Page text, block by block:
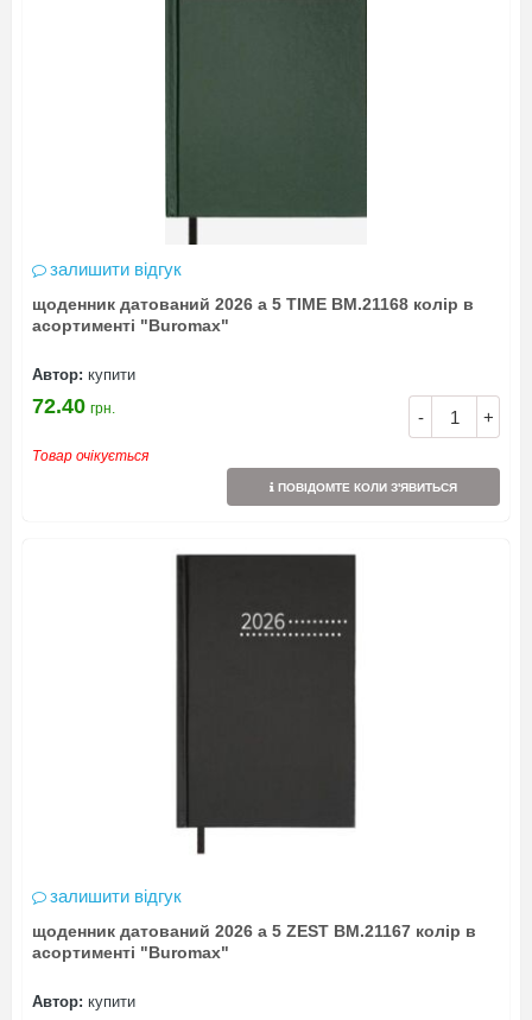
залишити відгук
щоденник датований 2026 а 5 TIME BM.21168 колір в
асортименті "Buromax"
Автор: купити
- +
72.40 грн.
Товар очікується
ПОВІДОМТЕ КОЛИ З'ЯВИТЬСЯ
залишити відгук
щоденник датований 2026 а 5 ZEST BM.21167 колір в
асортименті "Buromax"
Автор: купити